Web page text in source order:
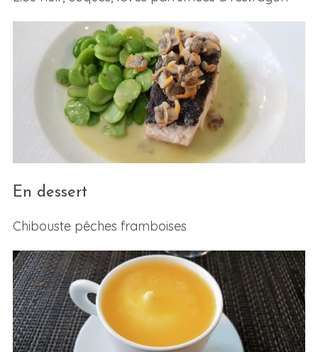
En dessert
Chibouste pêches framboises